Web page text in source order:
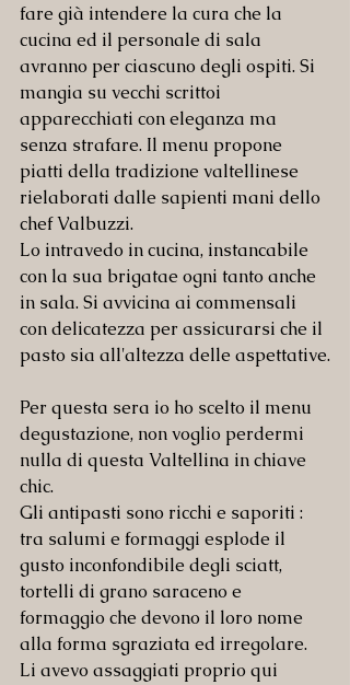
fare già intendere la cura che la
cucina ed il personale di sala
avranno per ciascuno degli ospiti. Si
mangia su vecchi scrittoi
apparecchiati con eleganza ma
senza strafare. Il menu propone
piatti della tradizione valtellinese
rielaborati dalle sapienti mani dello
chef Valbuzzi.
Lo intravedo in cucina, instancabile
con la sua brigatae ogni tanto anche
in sala. Si avvicina ai commensali
con delicatezza per assicurarsi che il
pasto sia all'altezza delle aspettative.
Per questa sera io ho scelto il menu
degustazione, non voglio perdermi
nulla di questa Valtellina in chiave
chic.
Gli antipasti sono ricchi e saporiti :
tra salumi e formaggi esplode il
gusto inconfondibile degli sciatt,
tortelli di grano saraceno e
formaggio che devono il loro nome
alla forma sgraziata ed irregolare.
Li avevo assaggiati proprio qui